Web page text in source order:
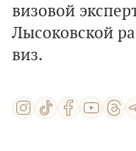
визовой
Лысоковской
виз.